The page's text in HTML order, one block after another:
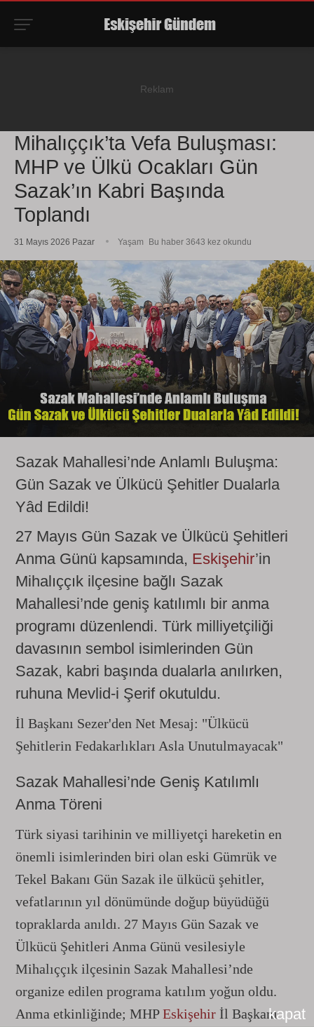
kapat
Mihalıççık’ta Vefa Buluşması:
MHP ve Ülkü Ocakları Gün
Sazak’ın Kabri Başında
Toplandı
31 Mayıs 2026 Pazar Yaşam Bu haber 3643 kez okundu
Sazak Mahallesi’nde Anlamlı Buluşma:
Gün Sazak ve Ülkücü Şehitler Dualarla
Yâd Edildi!
27 Mayıs Gün Sazak ve Ülkücü Şehitleri
Anma Günü kapsamında, Eskişehir’in
Mihalıççık ilçesine bağlı Sazak
Mahallesi’nde geniş katılımlı bir anma
programı düzenlendi. Türk milliyetçiliği
davasının sembol isimlerinden Gün
Sazak, kabri başında dualarla anılırken,
ruhuna Mevlid-i Şerif okutuldu.
İl Başkanı Sezer'den Net Mesaj: "Ülkücü
Şehitlerin Fedakarlıkları Asla Unutulmayacak"
Sazak Mahallesi’nde Geniş Katılımlı
Anma Töreni
Türk siyasi tarihinin ve milliyetçi hareketin en
önemli isimlerinden biri olan eski Gümrük ve
Tekel Bakanı Gün Sazak ile ülkücü şehitler,
vefatlarının yıl dönümünde doğup büyüdüğü
topraklarda anıldı. 27 Mayıs Gün Sazak ve
Ülkücü Şehitleri Anma Günü vesilesiyle
Mihalıççık ilçesinin Sazak Mahallesi’nde
organize edilen programa katılım yoğun oldu.
Anma etkinliğinde; MHPEskişehir İl Başkanı